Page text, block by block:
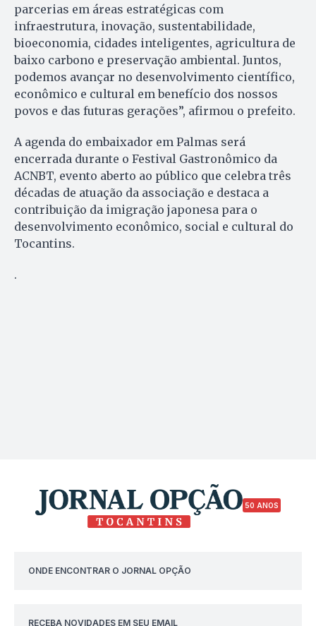
parcerias em áreas estratégicas com
infraestrutura, inovação, sustentabilidade,
bioeconomia, cidades inteligentes, agricultura de
baixo carbono e preservação ambiental. Juntos,
podemos avançar no desenvolvimento científico,
econômico e cultural em benefício dos nossos
povos e das futuras gerações”, afirmou o prefeito.
A agenda do embaixador em Palmas será
encerrada durante o Festival Gastronômico da
ACNBT, evento aberto ao público que celebra três
décadas de atuação da associação e destaca a
contribuição da imigração japonesa para o
desenvolvimento econômico, social e cultural do
Tocantins.
.
50 ANOS
ONDE ENCONTRAR O JORNAL OPÇÃO
RECEBA NOVIDADES EM SEU EMAIL